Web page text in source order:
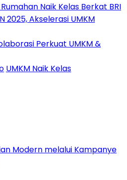
Naik Kelas Berkat BRI
2025, Akselerasi UMKM
Perkuat UMKM &
UMKM Naik Kelas
Modern melalui Kampanye